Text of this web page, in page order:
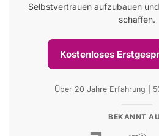
Selbstvertrauen aufzubauen
schaffen.
Kostenloses
Über 20 Jahre Erfahrung |
BEKANNT